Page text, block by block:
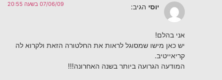
יוסי הגיב: 07/06/09 בשעה 20:55
אני בהלם!
יש כאן מישו שמסוגל לראות את החלטורה הזאת ולקרוא לה
קריאייטיב.
המודעה הגרועה ביותר בשנה האחרונה!!!